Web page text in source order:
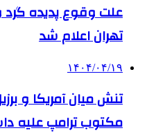
علت وقوع پدیده گرد
تهران اعلام شد
۱۴۰۴/۰۴/۱۹
تنش میان آمریکا و
مکتوب ترامپ علیه